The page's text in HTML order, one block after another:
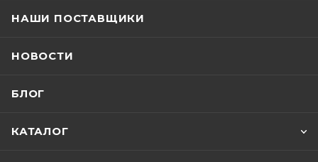
НАШИ ПОСТАВЩИКИ
НОВОСТИ
БЛОГ
КАТАЛОГ